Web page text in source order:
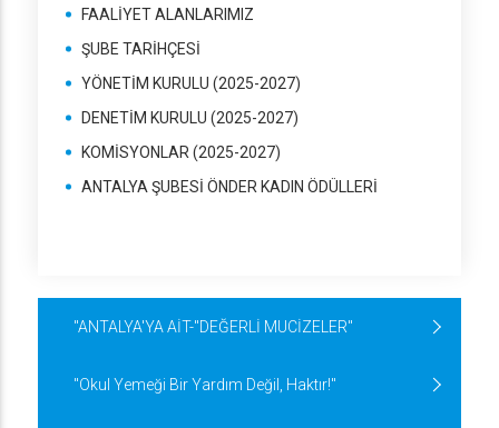
FAALİYET ALANLARIMIZ
ŞUBE TARİHÇESİ
YÖNETİM KURULU (2025-2027)
DENETİM KURULU (2025-2027)
KOMİSYONLAR (2025-2027)
ANTALYA ŞUBESİ ÖNDER KADIN ÖDÜLLERİ
"ANTALYA'YA AİT-"DEĞERLİ MUCİZELER"
"Okul Yemeği Bir Yardım Değil, Haktır!"